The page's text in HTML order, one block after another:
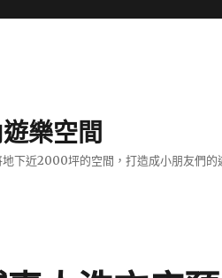
樂空間
下近2000坪的空間，打造成小朋友們的